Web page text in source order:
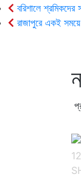
বরিশালে
রাজাপুরে একই সময়ে